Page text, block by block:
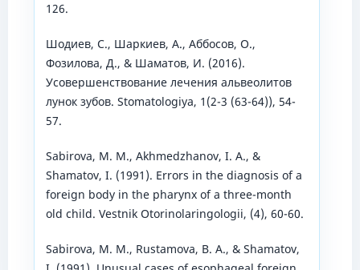
126.
Шодиев, С., Шаркиев, А., Аббосов, О.,
Фозилова, Д., & Шаматов, И. (2016).
Усовершенствование лечения альвеолитов
лунок зубов. Stomatologiya, 1(2-3 (63-64)), 54-
57.
Sabirova, M. M., Akhmedzhanov, I. A., &
Shamatov, I. (1991). Errors in the diagnosis of a
foreign body in the pharynx of a three-month
old child. Vestnik Otorinolaringologii, (4), 60-60.
Sabirova, M. M., Rustamova, B. A., & Shamatov,